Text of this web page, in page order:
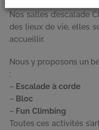
Nos salles d’escalade
des lieux de vie, elles
accueillir.
Nous y proposons un
:
– Escalade à corde
– Bloc
– Fun Climbing
Toutes ces activités